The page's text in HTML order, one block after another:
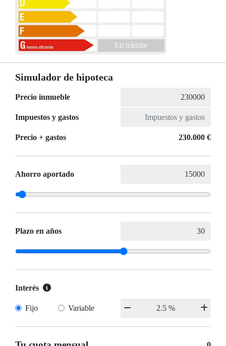
En trámite
Simulador de hipoteca
Precio inmueble
Impuestos y gastos
Precio + gastos 230.000 €
Ahorro aportado
Plazo en años
Interés
Fijo Variable